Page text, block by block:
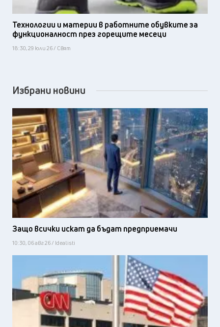
Технологии и материи в работните обувките за
функционалност през горещите месеци
18:30, 29 юли 26 / Свят
Избрани новини
Защо всички искат да бъдат предприемачи
10:30, 06 авг 26 / Idealisti